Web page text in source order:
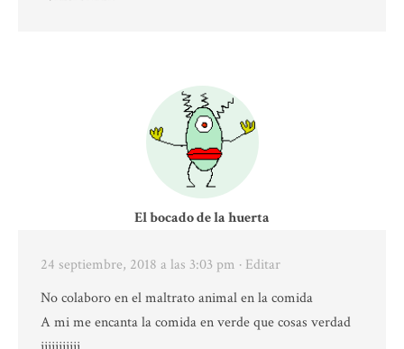
El bocado de la huerta
24 septiembre, 2018 a las 3:03 pm · Editar
No colaboro en el maltrato animal en la comida
A mi me encanta la comida en verde que cosas verdad